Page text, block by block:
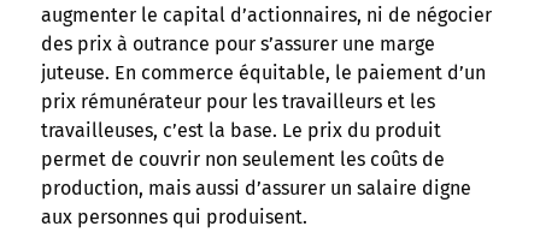
augmenter le capital d’actionnaires, ni de négocier
des prix à outrance pour s’assurer une marge
juteuse. En commerce équitable, le paiement d’un
prix rémunérateur pour les travailleurs et les
travailleuses, c’est la base. Le prix du produit
permet de couvrir non seulement les coûts de
production, mais aussi d’assurer un salaire digne
aux personnes qui produisent.